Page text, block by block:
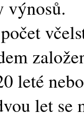
výnosů.
leté
let se